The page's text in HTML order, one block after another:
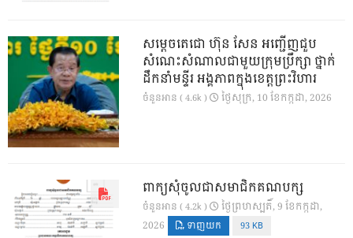
សម្តេចតេជោ ហ៊ុន សែន អញ្ជើញជួប
សំណេះសំណាលជាមួយក្រុមប្រឹក្សា ថ្នាក់
ដឹកនាំមន្ទីរ អង្គភាពក្នុងខេត្តព្រះវិហារ
ចំនួនអាន ( 4.6k ) ថ្ងៃ​សុក្រ, 10 ខែ​កក្កដា, 2026
ពាក្យសុំចូលជាសមាជិកគណបក្ស
ចំនួនអាន ( 4.2k )
ថ្ងៃ​ព្រហស្បតិ៍, 9 ខែ​កក្កដា,
2026
ទាញយក 93 KB